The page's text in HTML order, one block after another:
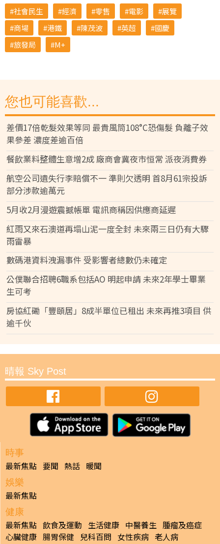
社會民生 經濟 零售 電影
展覽
商場
港鐵 陳茂波 英超
國慶
旅發局
M+
您也可能喜歡...
差價17倍乾髮效果等同 最貴風筒108°C恐傷髮 負離子效
果參差 濃度差逾百倍
餐飲業料整體生意增2成 廠商會冀夜市恒常 派夜消費券
航空公司遺失行李賠償不一 準則欠透明 首8月61宗投訴
部分涉款逾萬元
5月收2月漫遊震撼帳單 電訊商稱因供應商延遲
紅雨又來石澳道再塌山泥一度全封 未來兩三日仍有大驟
雨雷暴
數碼港資料洩漏事件 受影響者總數仍未確定
公僕聯合招聘6職系包括AO 明起申請 未來2年學士畢業
生可考
房協紅磡「豐頤居」8成半單位已租出 未來再推3項目 供
逾千伙
晴報 Sky Post
時事
最新焦點 要聞 熱話 暖聞
娛樂
最新焦點
健康
最新焦點 飲食及運動 生活健康 中醫養生 腫瘤及癌症
心臟健康 腸胃保健 兒科百問 女性疾病 老人病